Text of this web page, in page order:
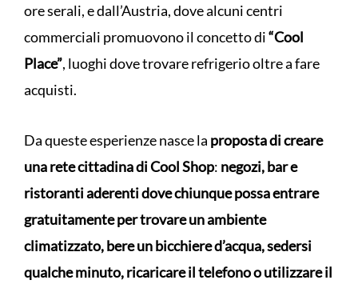
ore serali, e dall’Austria, dove alcuni centri
commerciali promuovono il concetto di“Cool
Place”, luoghi dove trovare refrigerio oltre a fare
acquisti.
Da queste esperienze nasce la proposta di creare
una rete cittadina di Cool Shop: negozi, bar e
ristoranti aderenti dove chiunque possa entrare
gratuitamente per trovare un ambiente
climatizzato, bere un bicchiere d’acqua, sedersi
qualche minuto, ricaricare il telefono o utilizzare il